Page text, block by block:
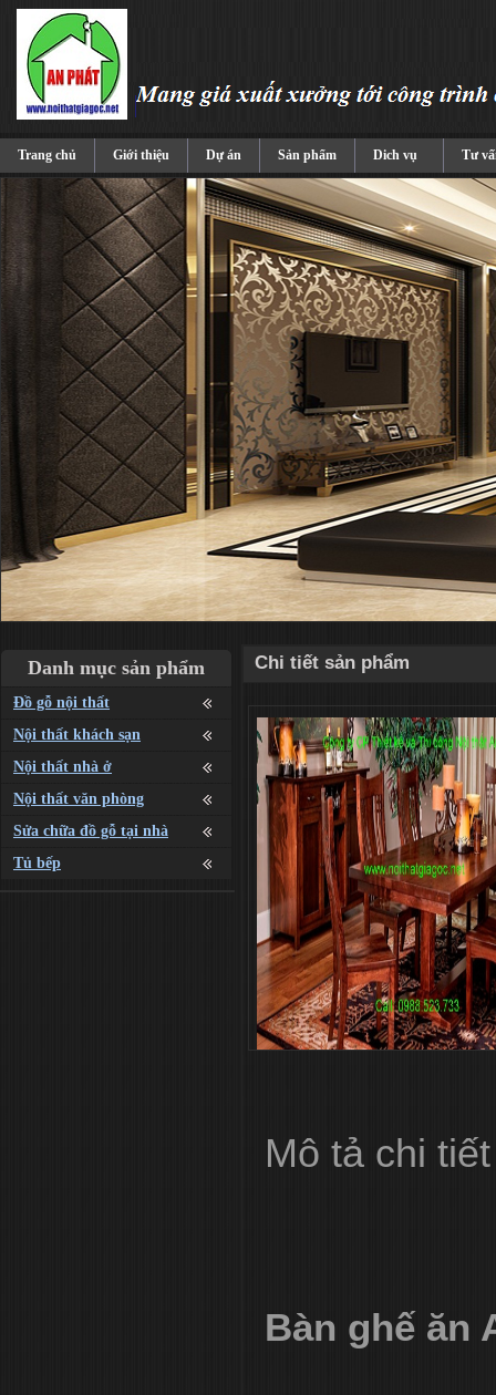
Trang chủ Giới thiệu Dự án Sản phẩm Dich vụ Tư
Danh mục sản phẩm
Đồ gỗ nội thất
Nội thất khách sạn
Nội thất nhà ở
Nội thất văn phòng
Sửa chữa đồ gỗ tại nhà
Tủ bếp
Chi tiết sản phẩm
Mô tả chi tiết
Bàn ghế ăn